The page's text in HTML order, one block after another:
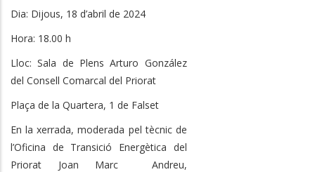
Dia: Dijous, 18 d’abril de 2024
Hora: 18.00 h
Lloc: Sala de Plens Arturo González
del Consell Comarcal del Priorat
Plaça de la Quartera, 1 de Falset
En la xerrada, moderada pel tècnic de
l’Oficina de Transició Energètica del
Priorat Joan Marc Andreu,